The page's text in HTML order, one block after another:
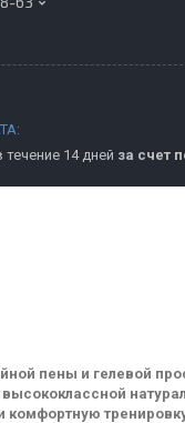
14 дней за счет
пены и гелевой
комфортную